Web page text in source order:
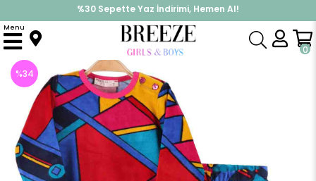
%30 Sepette Yaz İndirimi, Hemen Al!
İndirimlere ek %10 İndirimi Kap, Hemen Üye Ol!
0
Menu
Anasayfa Pijama & İç Giyim KIZ Pijama Takımları Kız Çocuk Pijama Takımı Kadife Desenli (1-4 Yaş)
%34
İndirim